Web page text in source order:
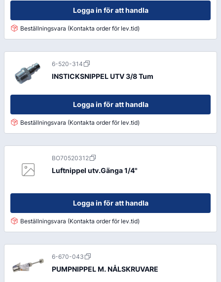
Logga in för att handla
Beställningsvara (Kontakta order för lev.tid)
6-520-314
INSTICKSNIPPEL UTV 3/8 Tum
Logga in för att handla
Beställningsvara (Kontakta order för lev.tid)
BO70520312
Luftnippel utv.Gänga 1/4"
Logga in för att handla
Beställningsvara (Kontakta order för lev.tid)
6-670-043
PUMPNIPPEL M. NÅLSKRUVARE